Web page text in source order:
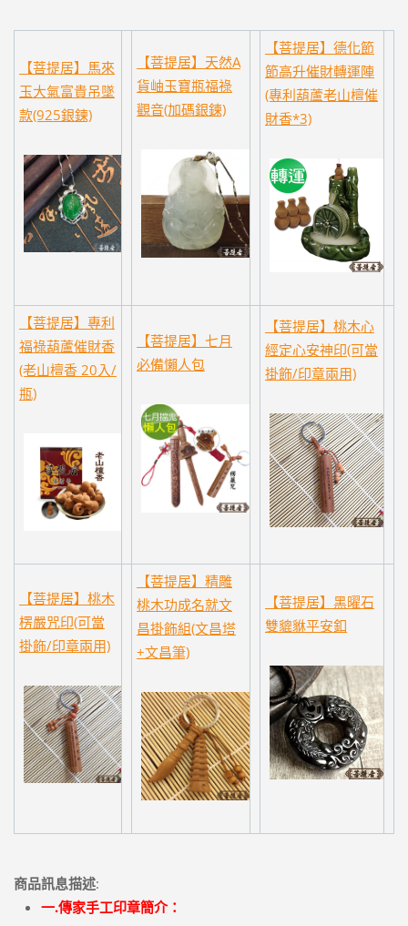
【菩提居】馬來
玉大氣富貴吊墜
款(925銀鍊)
【菩提居】天然A
貨岫玉寶瓶福祿
觀音(加碼銀鍊)
【菩提居】德化節
節高升催財轉運陣
(專利葫蘆老山檀催
財香*3)
【菩提居】專利
福祿葫蘆催財香
(老山檀香 20入/
瓶)
【菩提居】七月
必備懶人包
【菩提居】桃木心
經定心安神印(可當
掛飾/印章兩用)
【菩提居】桃木
楞嚴咒印(可當
掛飾/印章兩用)
【菩提居】精雕
桃木功成名就文
昌掛飾組(文昌塔
+文昌筆)
【菩提居】黑曜石
雙貔貅平安釦
商品訊息描述:
一.傳家手工印章簡介：